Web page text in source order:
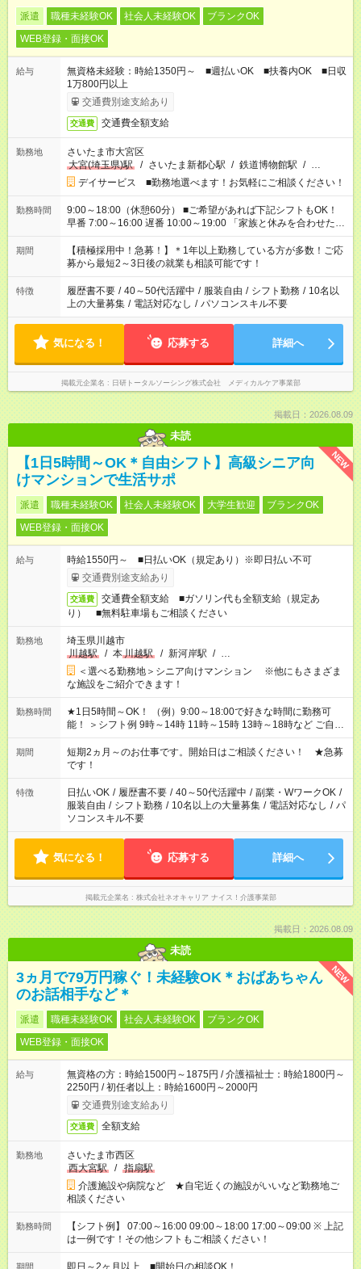
派遣 職種未経験OK 社会人未経験OK
ブランクOK
WEB登録・面接OK
給与
無資格未経験：時給1350円～ ■週払いOK ■扶養内OK ■日収
1万800円以上
交通費別途支給あり
交通費 交通費全額支給
勤務地
さいたま市大宮区
大宮(埼玉県)駅
/ さいたま新都心駅 / 鉄道博物館駅 / …
デイサービス ■勤務地選べます！お気軽にご相談ください！
勤務時間
9:00～18:00（休憩60分） ■ご希望があれば下記シフトもOK！
早番 7:00～16:00 遅番 10:00～19:00 「家族と休みを合わせた
い」 「余裕を持って夕飯の準備がしたい」 「できれば残業はし
たくない」 など、ご希望を教えてくださいね。 ※Wワーク希望
の方へ 今ご覧のお仕事で希望する勤務時間と、もう1つのお仕事
の勤務時間。 合計で週40時間を超える場合は応募できません。
期間
【積極採用中！急募！】＊1年以上勤務している方が多数！ご応
募から最短2～3日後の就業も相談可能です！
特徴 履歴書不要 / 40～50代活躍中 / 服装自由 / シフト勤務 / 10名以
上の大量募集 / 電話対応なし / パソコンスキル不要
気になる！ 応募する 詳細へ
掲載元企業名 日研トータルソーシング株式会社 メディカルケア事業部
掲載日：2026.08.09
未読
NEW
【1日5時間～OK＊自由シフト】高級シニア向
けマンションで生活サポ
派遣 職種未経験OK 社会人未経験OK 大学生歓迎
ブランクOK
WEB登録・面接OK
給与
時給1550円～ ■日払いOK（規定あり）※即日払い不可
交通費別途支給あり
交通費
交通費全額支給 ■ガソリン代も全額支給（規定あ
り） ■無料駐車場もご相談ください
勤務地
埼玉県川越市
川越駅
/ 本川越駅 / 新河岸駅 / …
＜選べる勤務地＞シニア向けマンション ※他にもさまざま
な施設をご紹介できます！
勤務時間
★1日5時間～OK！ （例）9:00～18:00で好きな時間に勤務可
能！ ＞シフト例 9時～14時 11時～15時 13時～18時など ご自身
のご都合に合わせて勤務時間をご相談ください！ ★家庭の都合
でお休みや時間の調整が必要な場合も遠慮なくご相談くださ
い。
期間
短期2ヵ月～のお仕事です。開始日はご相談ください！ ★急募
です！
特徴 日払いOK / 履歴書不要 / 40～50代活躍中 / 副業・WワークOK /
服装自由 / シフト勤務 / 10名以上の大量募集 / 電話対応なし / パ
ソコンスキル不要
気になる！ 応募する 詳細へ
掲載元企業名 株式会社ネオキャリア ナイス！介護事業部
掲載日：2026.08.09
未読
NEW
3ヵ月で79万円稼ぐ！未経験OK＊おばあちゃん
のお話相手など＊
派遣 職種未経験OK 社会人未経験OK
ブランクOK
WEB登録・面接OK
給与
無資格の方：時給1500円～1875円 / 介護福祉士：時給1800円～
2250円 / 初任者以上：時給1600円～2000円
交通費別途支給あり
交通費 全額支給
勤務地
さいたま市西区
西大宮駅
/ 指扇駅
介護施設や病院など ★自宅近くの施設がいいなど勤務地ご
相談ください
勤務時間
【シフト例】 07:00～16:00 09:00～18:00 17:00～09:00 ※ 上記
は一例です！その他シフトもご相談ください！
期間 即日～2ヶ月以上 ■開始日の相談OK！